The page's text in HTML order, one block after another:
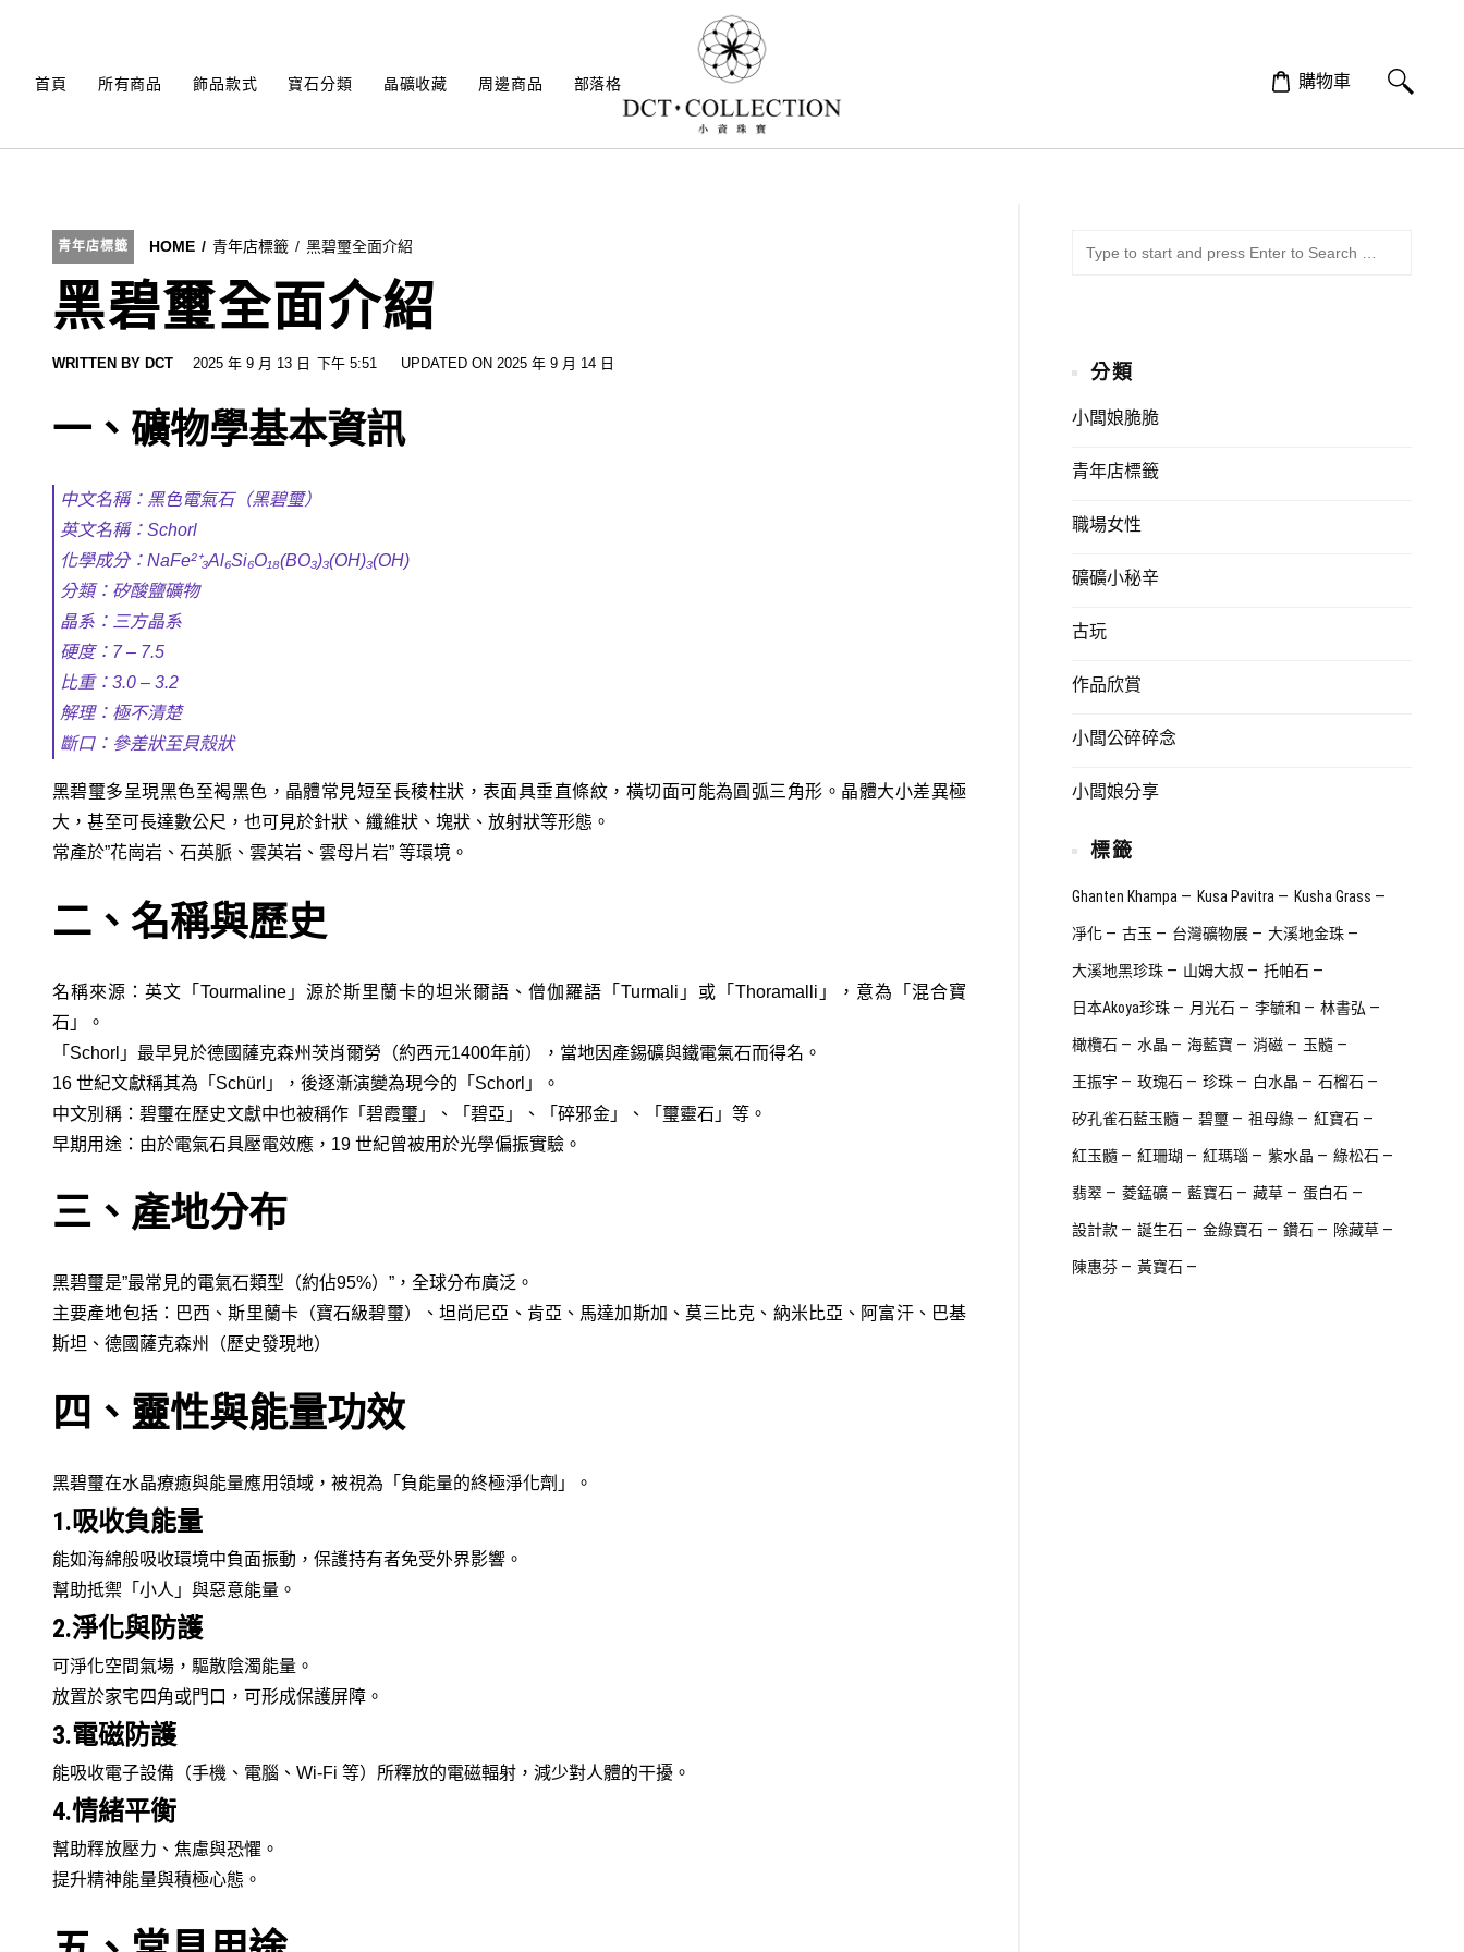
content
首頁 所有商品 飾品款式 寶石分類 晶礦收藏 周邊商品 部落格 購物車
青年店標籤 HOME 青年店標籤 黑碧璽全面介紹
黑碧璽全面介紹
WRITTEN BY DCT 2025 年 9 月 13 日 下午 5:51 UPDATED ON 2025 年 9 月 14 日
一、礦物學基本資訊
中文名稱：黑色電氣石（黑碧璽）
英文名稱：Schorl
化學成分：NaFe²⁺₃Al₆Si₆O₁₈(BO₃)₃(OH)₃(OH)
分類：矽酸鹽礦物
晶系：三方晶系
硬度：7 – 7.5
比重：3.0 – 3.2
解理：極不清楚
斷口：參差狀至貝殼狀
黑碧璽多呈現黑色至褐黑色，晶體常見短至長稜柱狀，表面具垂直條紋，橫切面可能為圓弧三角形。晶體大小差異極
大，甚至可長達數公尺，也可見於針狀、纖維狀、塊狀、放射狀等形態。
常產於”花崗岩、石英脈、雲英岩、雲母片岩” 等環境。
二、名稱與歷史
名稱來源：英文「Tourmaline」源於斯里蘭卡的坦米爾語、僧伽羅語「Turmali」或「Thoramalli」，意為「混合寶
石」。
「Schorl」最早見於德國薩克森州茨肖爾勞（約西元1400年前），當地因產錫礦與鐵電氣石而得名。
16 世紀文獻稱其為「Schürl」，後逐漸演變為現今的「Schorl」。
中文別稱：碧璽在歷史文獻中也被稱作「碧霞璽」、「碧亞」、「碎邪金」、「璽靈石」等。
早期用途：由於電氣石具壓電效應，19 世紀曾被用於光學偏振實驗。
三、產地分布
黑碧璽是”最常見的電氣石類型（約佔95%）”，全球分布廣泛。
主要產地包括：巴西、斯里蘭卡（寶石級碧璽）、坦尚尼亞、肯亞、馬達加斯加、莫三比克、納米比亞、阿富汗、巴基
斯坦、德國薩克森州（歷史發現地）
四、靈性與能量功效
黑碧璽在水晶療癒與能量應用領域，被視為「負能量的終極淨化劑」。
1.吸收負能量
能如海綿般吸收環境中負面振動，保護持有者免受外界影響。
幫助抵禦「小人」與惡意能量。
2.淨化與防護
可淨化空間氣場，驅散陰濁能量。
放置於家宅四角或門口，可形成保護屏障。
3.電磁防護
能吸收電子設備（手機、電腦、Wi-Fi 等）所釋放的電磁輻射，減少對人體的干擾。
4.情緒平衡
幫助釋放壓力、焦慮與恐懼。
提升精神能量與積極心態。
分類
小闆娘脆脆
青年店標籤
職場女性
礦礦小秘辛
古玩
作品欣賞
小闆公碎碎念
小闆娘分享
標籤
Ghanten Khampa Kusa Pavitra Kusha Grass
凈化 古玉 台灣礦物展 大溪地金珠
大溪地黑珍珠 山姆大叔 托帕石
日本Akoya珍珠 月光石 李毓和 林書弘
橄欖石 水晶 海藍寶 消磁 玉髓
王振宇 玫瑰石 珍珠 白水晶 石榴石
矽孔雀石藍玉髓 碧璽 祖母綠 紅寶石
紅玉髓 紅珊瑚 紅瑪瑙 紫水晶 綠松石
翡翠 菱錳礦 藍寶石 藏草 蛋白石
設計款 誕生石 金綠寶石 鑽石 除藏草
陳惠芬 黃寶石